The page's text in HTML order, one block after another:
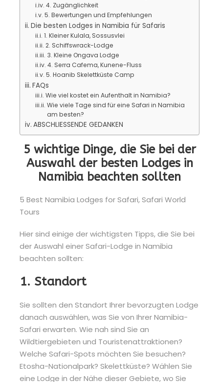
4. Zugänglichkeit
5. Bewertungen und Empfehlungen
Die besten Lodges in Namibia für Safaris
1. Kleiner Kulala, Sossusvlei
2. Schiffswrack-Lodge
3. Kleine Ongava Lodge
4. Serra Cafema, Kunene-Fluss
5. Hoanib Skelettküste Camp
FAQs
Wie viel kostet ein Aufenthalt in Namibia?
Wie viele Tage sind für eine Safari in Namibia
am besten?
ABSCHLIESSENDE GEDANKEN
5 wichtige Dinge, die Sie bei der
Auswahl der besten Lodges in
Namibia beachten sollten
Hier sind einige der wichtigsten Tipps, die Sie bei
der Auswahl einer Safari-Lodge in Namibia
beachten sollten:
1. Standort
Sie sollten den Standort Ihrer bevorzugten Lodge
danach auswählen, was Sie von Ihrer Namibia-
Safari erwarten. Wie nah sind Sie an
Wildtiergebieten und Touristenattraktionen?
Welche Safari-Spots möchten Sie besuchen?
Etosha-Nationalpark? Skelettküste? Wählen Sie
eine Lodge in der Nähe dieser Gebiete, wo Sie